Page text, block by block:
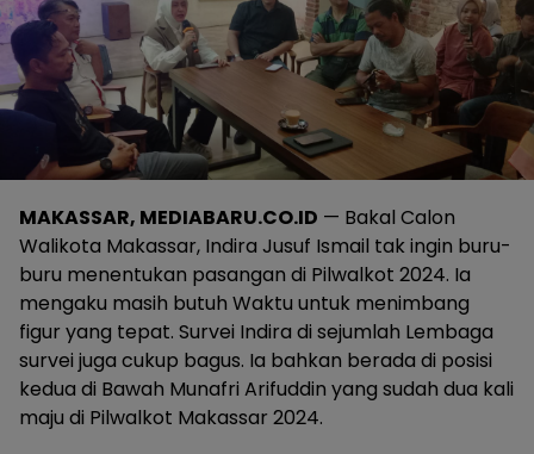
MAKASSAR, MEDIABARU.CO.ID — Bakal Calon
Walikota Makassar, Indira Jusuf Ismail tak ingin buru-
buru menentukan pasangan di Pilwalkot 2024. Ia
mengaku masih butuh Waktu untuk menimbang
figur yang tepat. Survei Indira di sejumlah Lembaga
survei juga cukup bagus. Ia bahkan berada di posisi
kedua di Bawah Munafri Arifuddin yang sudah dua kali
maju di Pilwalkot Makassar 2024.